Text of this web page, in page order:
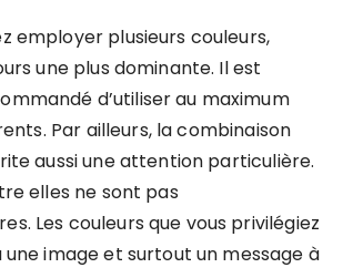
employer plusieurs couleurs,
une plus dominante. Il est
d’utiliser au maximum
Par ailleurs, la combinaison
aussi une attention particulière.
elles ne sont pas
Les couleurs que vous privilégiez
image et surtout un message à